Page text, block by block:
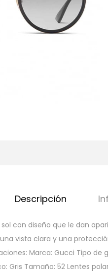
Descripción
sol con diseño que le dan
vista clara y una
Marca: Gucci Tipo de
Gris Tamaño: 52 Lentes